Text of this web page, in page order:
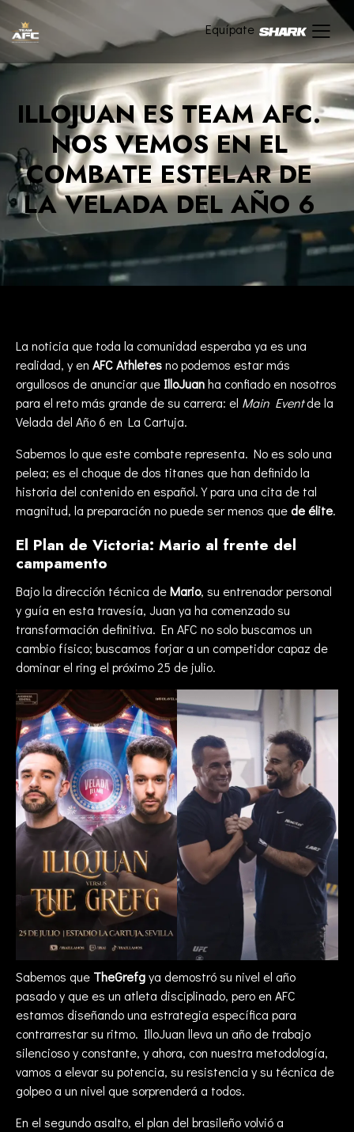
ILLOJUAN ES TEAM AFC.
NOS VEMOS EN EL
COMBATE ESTELAR DE
LA VELADA DEL AÑO 6
Equípate
La noticia que toda la comunidad esperaba ya es una
realidad, y en AFC Athletesno podemos estar más
orgullosos de anunciar que IlloJuanha confiado en nosotros
para el reto más grande de su carrera: el Main Eventde la
Velada del Año 6 en La Cartuja.
Sabemos lo que este combate representa. No es solo una
pelea; es el choque de dos titanes que han definido la
historia del contenido en español. Y para una cita de tal
magnitud, la preparación no puede ser menos quede élite.
El Plan de Victoria: Mario al frente del
campamento
Bajo la dirección técnica deMario, su entrenador personal
y guía en esta travesía, Juan ya ha comenzado su
transformación definitiva. En AFC no solo buscamos un
cambio físico; buscamos forjar a un competidor capaz de
dominar el ring el próximo 25 de julio.
Sabemos que TheGrefgya demostró su nivel el año
pasado y que es un atleta disciplinado, pero en AFC
estamos diseñando una estrategia específica para
contrarrestar su ritmo. IlloJuan lleva un año de trabajo
silencioso y constante, y ahora, con nuestra metodología,
vamos a elevar su potencia, su resistencia y su técnica de
golpeo a un nivel que sorprenderá a todos.
En el segundo asalto, el plan del brasileño volvió a